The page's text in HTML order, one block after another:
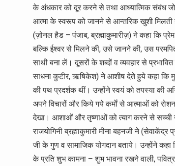
के अंधकार को दूर करने से तथा आध्यात्मिक संबंध
आत्मा के स्वरूप को जानने से आन्तरिक खुशी मिलती
(ज़ोनल हैड – पंजाब, ब्रह्माकुमारीज़) ने कहा कि
बल्कि ईश्वर से मिलने की, उसे जानने की, उस
साथी बना लें। दूसरों के शब्दों व व्यवहार से
साधना कुटीर, ऋषिकेश) ने आशीष देते हुये कहा कि
की पथ प्रदर्शक थीं। उन्होंने स्वयं को तपस्या की
अपने विचारों और किये गये कर्माें से आत्माओं को
देखा। आशाओं और तृष्णाओं को त्याग करने से सच्ची
राजयोगिनी ब्रह्माकुमारी मीना बहनजी ने (सेवाकेंद्र
जी के गुण व सामाजिक योगदान बताये। उन्होंने कहा
के प्रति शुभ कामना – शुभ भावना रखने वाली,